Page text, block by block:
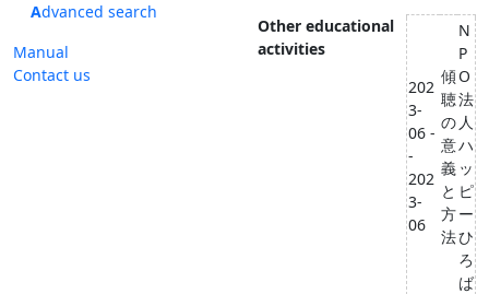
Advanced search
Manual
Contact us
Other educational
activities
202
3-
06 -
-
202
3-
06
傾
聴
の
意
義
と
方
法
N
P
O
法
人
ハ
ッ
ピ
ー
ひ
ろ
ば